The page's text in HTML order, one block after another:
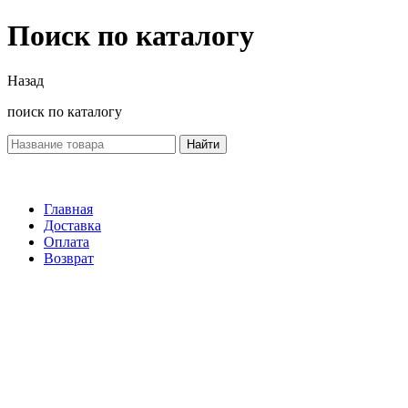
Поиск по каталогу
Назад
поиск по каталогу
Найти
Главная
Доставка
Оплата
Возврат